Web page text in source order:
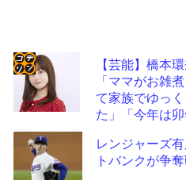
【芸能】橋本
「ママがお雑
て家族でゆっ
た」「今年は
レンジャーズ
トバンクが争
コテ
リン
- 固
定リ
ンク